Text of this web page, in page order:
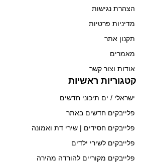
הצהרת נגישות
מדיניות פרטיות
תקנון אתר
מאמרים
אודות וצור קשר
קטגוריות ראשיות
ישראלי / ים תיכוני חדשים
פלייבקים חדשים באתר
פלייבקים חסידים | שירי דת ואמונה
פלייבקים לשירי ילדים
פלייבקים מקוריים להורדה מהירה